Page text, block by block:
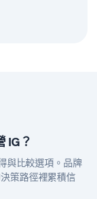
IG？
與比較選項。品牌
策路徑裡累積信